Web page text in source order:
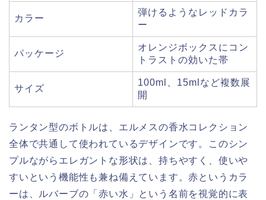
カラー
弾けるようなレッドカラ
ー
パッケージ
オレンジボックスにコン
トラストの効いた帯
サイズ
100ml、15mlなど複数展
開
ランタン型のボトルは、エルメスの香水コレクション
全体で共通して使われているデザインです。このシン
プルながらエレガントな形状は、持ちやすく、使いや
すいという機能性も兼ね備えています。赤というカラ
ーは、ルバーブの「赤い水」という名前を視覚的に表